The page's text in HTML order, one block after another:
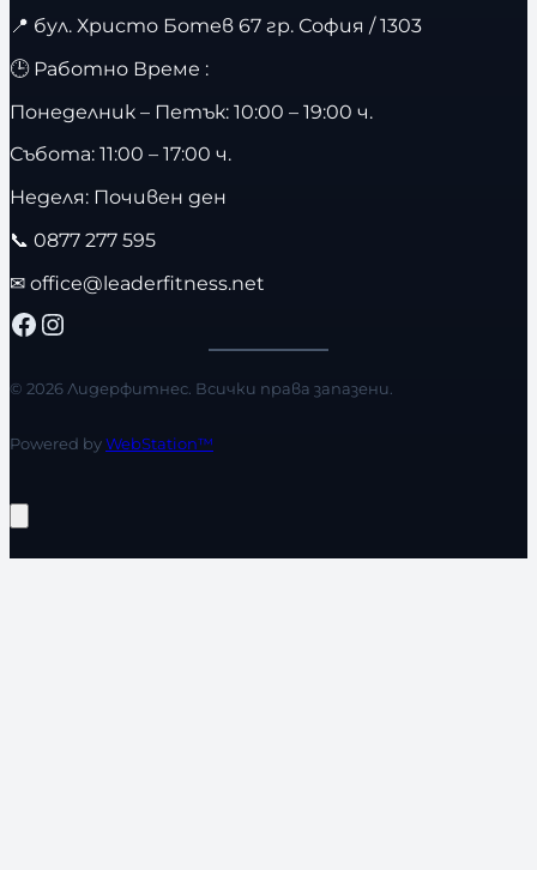
📍 бул. Христо Ботев 67 гр. София / 1303
🕒 Работно Време :
Понеделник – Петък: 10:00 – 19:00 ч.
Събота: 11:00 – 17:00 ч.
Неделя: Почивен ден
📞 0877 277 595
✉ office@leaderfitness.net
Facebook Instagram
© 2026 Лидерфитнес. Всички права запазени.
Powered byWebStation™